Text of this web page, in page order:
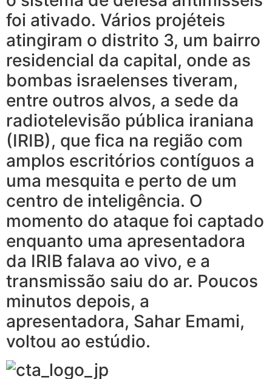
foi ativado. Vários projéteis
atingiram o distrito 3, um bairro
residencial da capital, onde as
bombas israelenses tiveram,
entre outros alvos, a sede da
radiotelevisão pública iraniana
(IRIB), que fica na região com
amplos escritórios contíguos a
uma mesquita e perto de um
centro de inteligência. O
momento do ataque foi captado
enquanto uma apresentadora
da IRIB falava ao vivo, e a
transmissão saiu do ar. Poucos
minutos depois, a
apresentadora, Sahar Emami,
voltou ao estúdio.